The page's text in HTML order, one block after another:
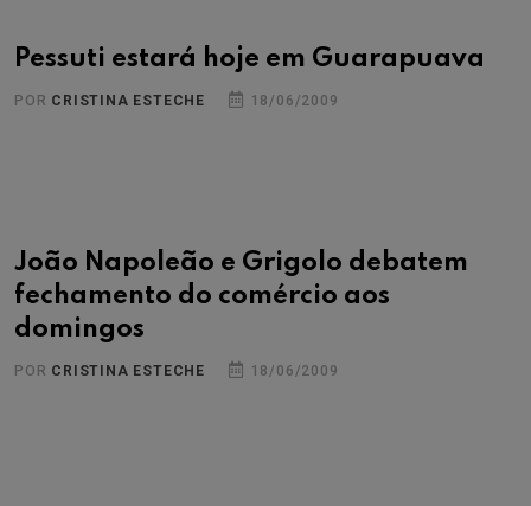
Pessuti estará hoje em Guarapuava
POR CRISTINA ESTECHE 18/06/2009
João Napoleão e Grigolo debatem
fechamento do comércio aos
domingos
POR CRISTINA ESTECHE 18/06/2009